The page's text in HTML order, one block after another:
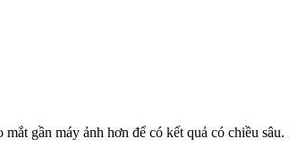
gần máy ảnh hơn để có kết quả có chiều sâu.